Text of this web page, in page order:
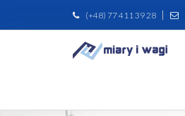
(+48) 77 411 39 28